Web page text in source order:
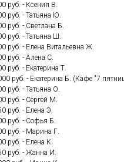
руб. - Ксения В.
руб. - Татьяна Ю.
руб. - Светлана Б.
руб. - Татьяна Ш.
руб. - Елена Витальевна Ж.
руб. - Алена С.
руб. - Екатерина Т.
руб. - Екатерина Б. (Кафе "7
руб. - Татьяна О.
руб. - Сергей М.
руб. - Елена Э.
руб. - Софья Б.
руб. - Марина Г.
руб. - Елена К.
руб. - Жанна И.